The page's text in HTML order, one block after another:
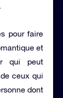
pour faire
et
qui peut
ceux qui
dont